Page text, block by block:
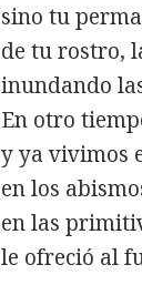
sino tu
de tu rostro,
inundando
En otro
y ya vivimos
en los
en las
le ofreció al